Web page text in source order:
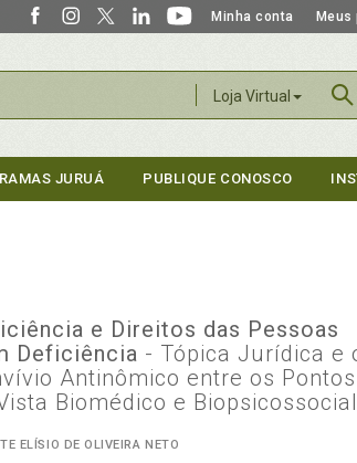
Minha conta Meus
Loja Virtual
JURUÁ PUBLIQUE CONOSCO
e Direitos das Pessoas
Deficiência - Tópica Jurídica e
Antinômico entre os Pontos
Biomédico e Biopsicossocial
ELÍSIO DE OLIVEIRA NETO